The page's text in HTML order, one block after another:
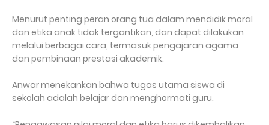
Menurut penting peran orang tua dalam mendidik moral
dan etika anak tidak tergantikan, dan dapat dilakukan
melalui berbagai cara, termasuk pengajaran agama
dan pembinaan prestasi akademik.
Anwar menekankan bahwa tugas utama siswa di
sekolah adalah belajar dan menghormati guru.